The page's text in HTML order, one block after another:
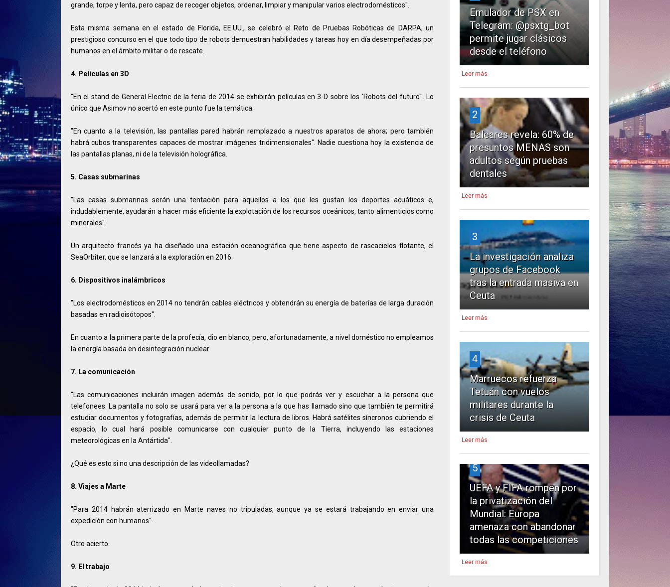
grande, torpe y lenta, pero capaz de recoger objetos, ordenar, limpiar y manipular varios electrodomésticos".
Esta misma semana en el estado de Florida, EE.UU., se celebró el Reto de Pruebas Robóticas de DARPA, un
prestigioso concurso en el que todo tipo de robots demuestran habilidades y tareas hoy en día desempeñadas por
humanos en el ámbito militar o de rescate.
4. Películas en 3D
"En el stand de General Electric de la feria de 2014 se exhibirán películas en 3-D sobre los 'Robots del futuro'". Lo
único que Asimov no acertó en este punto fue la temática.
"En cuanto a la televisión, las pantallas pared habrán remplazado a nuestros aparatos de ahora; pero también
habrá cubos transparentes capaces de mostrar imágenes tridimensionales". Nadie cuestiona hoy la existencia de
las pantallas planas, ni de la televisión holográfica.
5. Casas submarinas
"Las casas submarinas serán una tentación para aquellos a los que les gustan los deportes acuáticos e,
indudablemente, ayudarán a hacer más eficiente la explotación de los recursos oceánicos, tanto alimenticios como
minerales".
Un arquitecto francés ya ha diseñado una estación oceanográfica que tiene aspecto de rascacielos flotante, el
SeaOrbiter, que se lanzará a la exploración en 2016.
6. Dispositivos inalámbricos
"Los electrodomésticos en 2014 no tendrán cables eléctricos y obtendrán su energía de baterías de larga duración
basadas en radioisótopos".
En cuanto a la primera parte de la profecía, dio en blanco, pero, afortunadamente, a nivel doméstico no empleamos
la energía basada en desintegración nuclear.
7. La comunicación
"Las comunicaciones incluirán imagen además de sonido, por lo que podrás ver y escuchar a la persona que
telefonees. La pantalla no solo se usará para ver a la persona a la que has llamado sino que también te permitirá
estudiar documentos y fotografías, además de permitir la lectura de libros. Habrá satélites síncronos cubriendo el
espacio, lo cual hará posible comunicarse con cualquier punto de la Tierra, incluyendo las estaciones
meteorológicas en la Antártida".
¿Qué es esto si no una descripción de las videollamadas?
8. Viajes a Marte
"Para 2014 habrán aterrizado en Marte naves no tripuladas, aunque ya se estará trabajando en enviar una
expedición con humanos".
Otro acierto.
9. El trabajo
Emulador de PSX en
Telegram: @psxtg_bot
permite jugar clásicos
desde el teléfono
Leer más
2
Baleares revela: 60% de
presuntos MENAS son
adultos según pruebas
dentales
Leer más
3
La investigación analiza
grupos de Facebook
tras la entrada masiva en
Ceuta
Leer más
4
Marruecos refuerza
Tetuán con vuelos
militares durante la
crisis de Ceuta
Leer más
5
UEFA y FIFA rompen por
la privatización del
Mundial: Europa
amenaza con abandonar
todas las competiciones
Leer más